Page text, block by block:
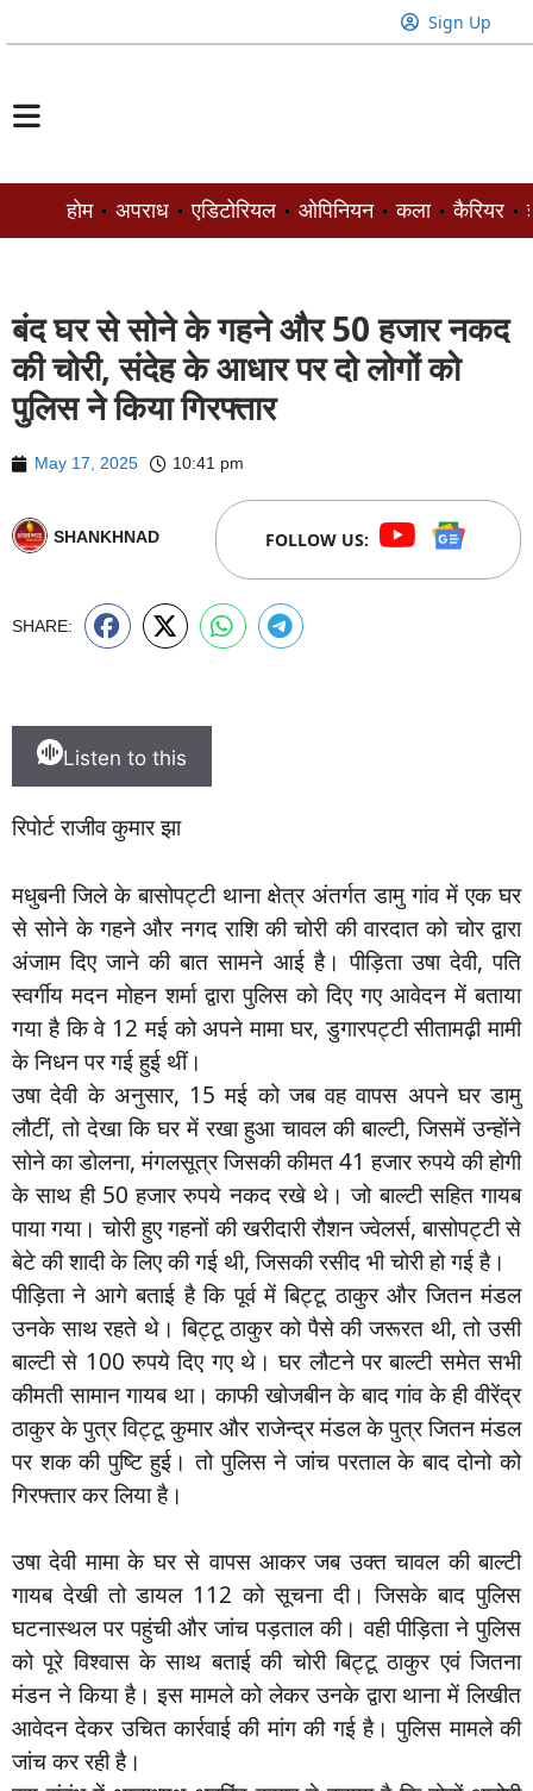
Sign Up
होम अपराध एडिटोरियल ओपिनियन कला कैरियर
बंद घर से सोने के गहने और 50 हजार नकद
की चोरी, संदेह के आधार पर दो लोगों को
पुलिस ने किया गिरफ्तार
May 17, 2025 10:41 pm
SHANKHNAD FOLLOW US:
SHARE:
Listen to this
रिपोर्ट राजीव कुमार झा
मधुबनी जिले के बासोपट्टी थाना क्षेत्र अंतर्गत डामु गांव में एक घर
से सोने के गहने और नगद राशि की चोरी की वारदात को चोर द्वारा
अंजाम दिए जाने की बात सामने आई है। पीड़िता उषा देवी, पति
स्वर्गीय मदन मोहन शर्मा द्वारा पुलिस को दिए गए आवेदन में बताया
गया है कि वे 12 मई को अपने मामा घर, डुगारपट्टी सीतामढ़ी मामी
के निधन पर गई हुई थीं।
उषा देवी के अनुसार, 15 मई को जब वह वापस अपने घर डामु
लौटीं, तो देखा कि घर में रखा हुआ चावल की बाल्टी, जिसमें उन्होंने
सोने का डोलना, मंगलसूत्र जिसकी कीमत 41 हजार रुपये की होगी
के साथ ही 50 हजार रुपये नकद रखे थे। जो बाल्टी सहित गायब
पाया गया। चोरी हुए गहनों की खरीदारी रौशन ज्वेलर्स, बासोपट्टी से
बेटे की शादी के लिए की गई थी, जिसकी रसीद भी चोरी हो गई है।
पीड़िता ने आगे बताई है कि पूर्व में बिट्टू ठाकुर और जितन मंडल
उनके साथ रहते थे। बिट्टू ठाकुर को पैसे की जरूरत थी, तो उसी
बाल्टी से 100 रुपये दिए गए थे। घर लौटने पर बाल्टी समेत सभी
कीमती सामान गायब था। काफी खोजबीन के बाद गांव के ही वीरेंद्र
ठाकुर के पुत्र विट्टू कुमार और राजेन्द्र मंडल के पुत्र जितन मंडल
पर शक की पुष्टि हुई। तो पुलिस ने जांच परताल के बाद दोनो को
गिरफ्तार कर लिया है।
उषा देवी मामा के घर से वापस आकर जब उक्त चावल की बाल्टी
गायब देखी तो डायल 112 को सूचना दी। जिसके बाद पुलिस
घटनास्थल पर पहुंची और जांच पड़ताल की। वही पीड़िता ने पुलिस
को पूरे विश्वास के साथ बताई की चोरी बिट्टू ठाकुर एवं जितना
मंडन ने किया है। इस मामले को लेकर उनके द्वारा थाना में लिखीत
आवेदन देकर उचित कार्रवाई की मांग की गई है। पुलिस मामले की
जांच कर रही है।